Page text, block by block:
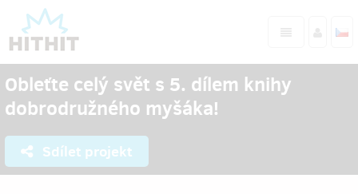
Obleťte celý svět s 5. dílem knihy
dobrodružného myšáka!
Sdílet projekt